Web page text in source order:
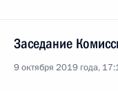
Заседание
9 октября 2019 года,